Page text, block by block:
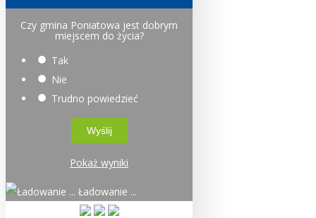
Czy gmina Poniatowa jest dobrym
miejscem do życia?
Tak
Nie
Trudno powiedzieć
Pokaż wyniki
Ładowanie ...